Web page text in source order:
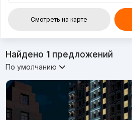
Смотреть на карте
Найдено 1предложений
По умолчанию